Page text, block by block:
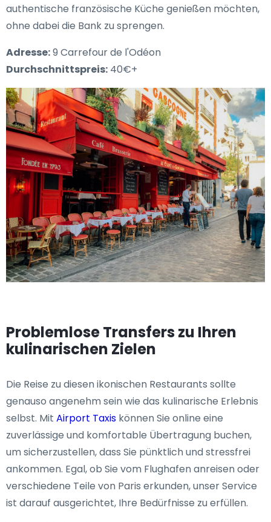
authentische französische Küche genießen möchten,
ohne dabei die Bank zu sprengen.
Adresse:9 Carrefour de l'Odéon
Durchschnittspreis: 40€+
Problemlose Transfers zu Ihren
kulinarischen Zielen
Die Reise zu diesen ikonischen Restaurants sollte
genauso angenehm sein wie das kulinarische Erlebnis
selbst. Mit Airport Taxis können Sie online eine
zuverlässige und komfortable Übertragung buchen,
um sicherzustellen, dass Sie pünktlich und stressfrei
ankommen. Egal, ob Sie vom Flughafen anreisen oder
verschiedene Teile von Paris erkunden, unser Service
ist darauf ausgerichtet, Ihre Bedürfnisse zu erfüllen.